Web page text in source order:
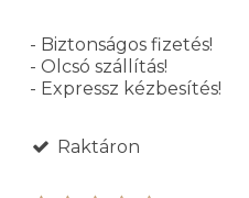
- Biztonságos fizetés!
- Olcsó szállítás!
- Expressz kézbesítés!
Raktáron